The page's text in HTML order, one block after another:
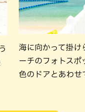
海に向かって掛け
ーチのフォトスポ
色のドアとあわせ